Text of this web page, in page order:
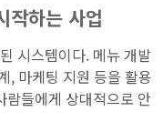
작하는 사업
시스템이다. 메뉴 개발
, 마케팅 지원 등을 활용
람들에게 상대적으로 안